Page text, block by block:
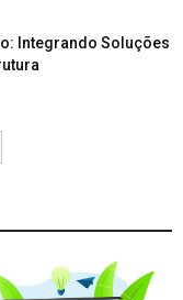
Integrando Soluções